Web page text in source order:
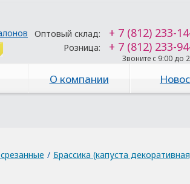
Оптовый склад: + 7 (812) 233-
Розница: + 7 (812) 233-
Звоните с 9:00 до
О компании
/ Брассика (капуста